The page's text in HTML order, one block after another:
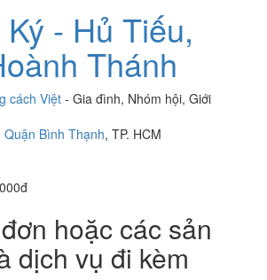
- Hủ Tiếu,
Thánh
cách Việt- Gia đình, Nhóm hội, Giới
Quận Bình Thạnh, TP. HCM
hoặc các sản
dịch vụ đi kèm